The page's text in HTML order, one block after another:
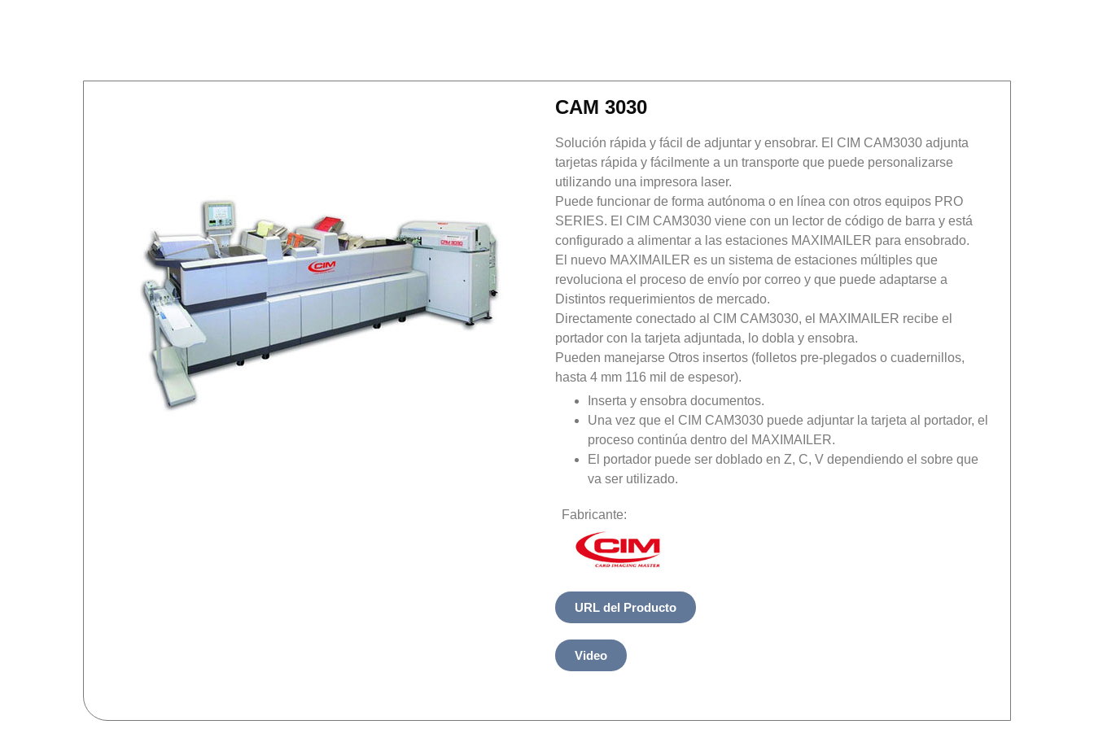
CAM 3030
Solución rápida y fácil de adjuntar y ensobrar. El CIM CAM3030 adjunta
tarjetas rápida y fácilmente a un transporte que puede personalizarse
utilizando una impresora laser.
Puede funcionar de forma autónoma o en línea con otros equipos PRO
SERIES. El CIM CAM3030 viene con un lector de código de barra y está
configurado a alimentar a las estaciones MAXIMAILER para ensobrado.
El nuevo MAXIMAILER es un sistema de estaciones múltiples que
revoluciona el proceso de envío por correo y que puede adaptarse a
Distintos requerimientos de mercado.
Directamente conectado al CIM CAM3030, el MAXIMAILER recibe el
portador con la tarjeta adjuntada, lo dobla y ensobra.
Pueden manejarse Otros insertos (folletos pre-plegados o cuadernillos,
hasta 4 mm 116 mil de espesor).
Inserta y ensobra documentos.
Una vez que el CIM CAM3030 puede adjuntar la tarjeta al portador, el
proceso continúa dentro del MAXIMAILER.
El portador puede ser doblado en Z, C, V dependiendo el sobre que
va ser utilizado.
Fabricante:
URL del Producto
Video